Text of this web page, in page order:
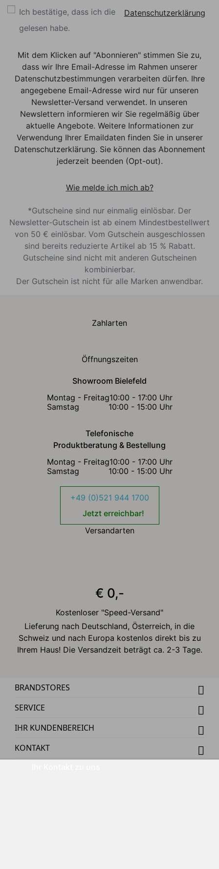
Ich bestätige, dass ich die
Datenschutzerklärung
gelesen habe.
Mit dem Klicken auf "Abonnieren" stimmen Sie zu,
dass wir Ihre Email-Adresse im Rahmen unserer
Datenschutzbestimmungen verarbeiten dürfen. Ihre
angegebene Email-Adresse wird nur für unseren
Newsletter-Versand verwendet. In unseren
Newslettern informieren wir Sie regelmäßig über
aktuelle Angebote. Weitere Informationen zur
Verwendung Ihrer Emaildaten finden Sie in unserer
Datenschutzerklärung. Sie können das Abonnement
jederzeit beenden (Opt-out).
Wie melde ich mich ab?
*Gutscheine sind nur einmalig einlösbar. Der
Newsletter-Gutschein ist ab einem Mindestbestellwert
von 50 € einlösbar. Vom Gutschein ausgeschlossen
sind bereits reduzierte Artikel ab 15 % Rabatt.
Gutscheine sind nicht mit anderen Gutscheinen
kombinierbar.
Der Gutschein ist nicht für alle Marken anwendbar.
Zahlarten
Öffnungszeiten
Showroom Bielefeld
Montag - Freitag10:00 - 17:00 Uhr
Samstag
10:00 - 15:00 Uhr
Telefonische
Produktberatung & Bestellung
Montag - Freitag10:00 - 17:00 Uhr
Samstag
10:00 - 15:00 Uhr
+49 (0)521 944 1700
Jetzt erreichbar!
Versandarten
€ 0,-
Kostenloser "Speed-Versand"
Lieferung nach Deutschland, Österreich, in die
Schweiz und nach Europa kostenlos direkt bis zu
Ihrem Haus! Die Versandzeit beträgt ca. 2-3 Tage.
BRANDSTORES
SERVICE
IHR KUNDENBEREICH
KONTAKT